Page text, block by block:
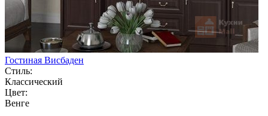
Гостиная Висбаден
Стиль:
Классический
Цвет:
Венге